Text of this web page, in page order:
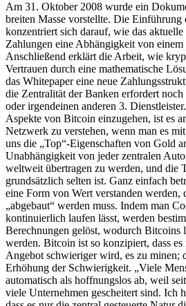
Am 31. Oktober 2008 wurde ein
breiten Masse vorstellte. Die Einführung
konzentriert sich darauf, wie das
Zahlungen eine Abhängigkeit von
Anschließend erklärt die Arbeit, wie
Vertrauen durch eine mathematische
das Whitepaper eine neue
die Zentralität der Banken erfordert
oder irgendeinen anderen 3.
Aspekte von Bitcoin einzugehen, ist es
Netzwerk zu verstehen, wenn man es
uns die „Top“-Eigenschaften von Gold
Unabhängigkeit von jeder zentralen
weltweit übertragen zu werden, und die
grundsätzlich selten ist. Ganz einfach
eine Form von Wert verstanden werden,
„abgebaut“ werden muss. Indem man
kontinuierlich laufen lässt, werden
Berechnungen gelöst, wodurch Bitcoins
werden. Bitcoin ist so konzipiert, dass
Angebot schwieriger wird, es zu minen;
Erhöhung der Schwierigkeit. „Viele
automatisch als hoffnungslos ab, weil
viele Unternehmen gescheitert sind. Ich